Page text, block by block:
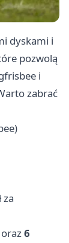
dyskami i
pozwolą
i
zabrać
za
6